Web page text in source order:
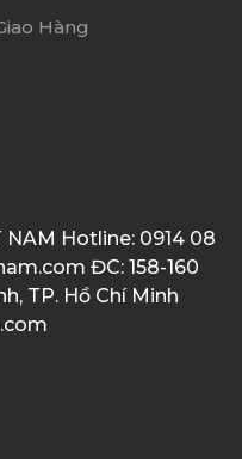
Hàng
NAM Hotline: 0914 08
ĐC: 158-160
TP. Hồ Chí Minh